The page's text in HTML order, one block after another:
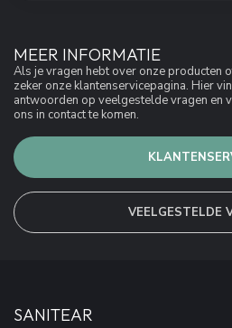
MEER INFORMATIE
Als je vragen hebt over onze producten
zeker onze klantenservicepagina. Hier
antwoorden op veelgestelde vragen en
ons in contact te komen.
VEELGESTELDE
SANITEAR